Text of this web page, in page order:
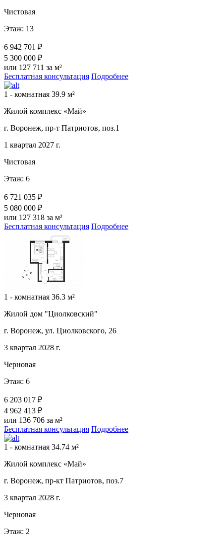
Чистовая
Этаж: 13
6 942 701 ₽
5 300 000 ₽
или 127 711 за м²
Бесплатная консультация Подробнее
1 - комнатная 39.9 м²
Жилой комплекс «Май»
г. Воронеж, пр-т Патриотов, поз.1
1 квартал 2027 г.
Чистовая
Этаж: 6
6 721 035 ₽
5 080 000 ₽
или 127 318 за м²
Бесплатная консультация Подробнее
1 - комнатная 36.3 м²
Жилой дом "Циолковский"
г. Воронеж, ул. Циолковского, 26
3 квартал 2028 г.
Черновая
Этаж: 6
6 203 017 ₽
4 962 413 ₽
или 136 706 за м²
Бесплатная консультация Подробнее
1 - комнатная 34.74 м²
Жилой комплекс «Май»
г. Воронеж, пр-кт Патриотов, поз.7
3 квартал 2028 г.
Черновая
Этаж: 2